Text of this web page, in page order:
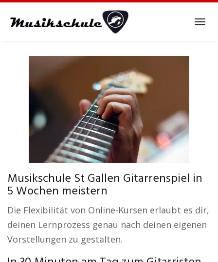
Musikschule St Gallen Gitarrenspiel in
5 Wochen meistern
Die Flexibilität von Online-Kursen erlaubt es dir,
deinen Lernprozess genau nach deinen eigenen
Vorstellungen zu gestalten.